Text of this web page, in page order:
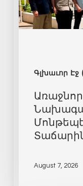
Գլխաւոր Էջ
August 7, 2026